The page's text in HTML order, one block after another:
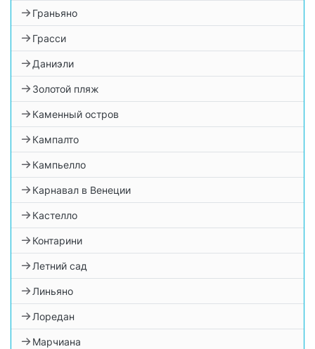
Граньяно
Грасси
Даниэли
Золотой пляж
Каменный остров
Кампалто
Кампьелло
Карнавал в Венеции
Кастелло
Контарини
Летний сад
Линьяно
Лоредан
Марчиана